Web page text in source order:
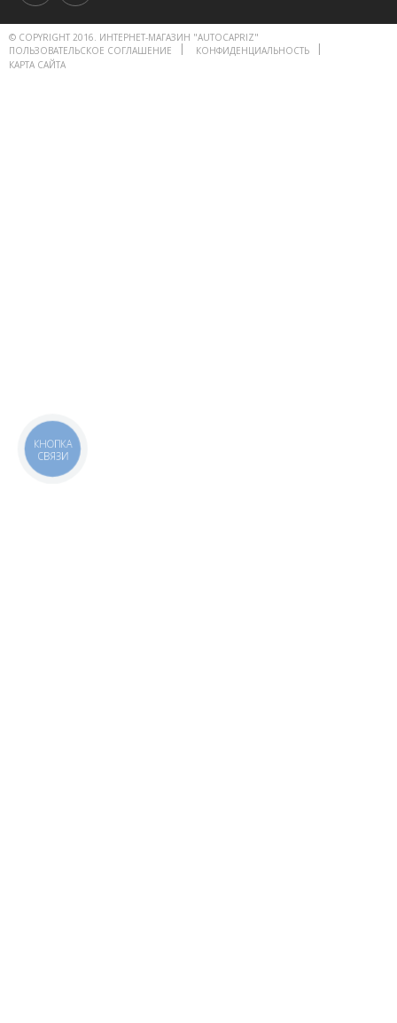
© COPYRIGHT 2016. ИНТЕРНЕТ-МАГАЗИН "AUTOCAPRIZ"
ПОЛЬЗОВАТЕЛЬСКОЕ СОГЛАШЕНИЕ
КОНФИДЕНЦИАЛЬНОСТЬ
КАРТА САЙТА
КНОПКА
СВЯЗИ